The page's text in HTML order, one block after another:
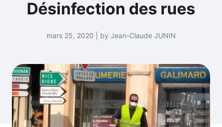
Désinfection des rues
mars 25, 2020 | by Jean-Claude JUNIN